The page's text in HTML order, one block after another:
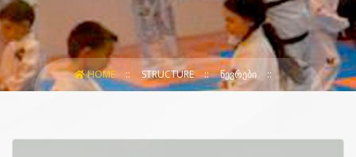
HOME STRUCTURE ᲬᲔᲕᲠᲔᲑᲘ